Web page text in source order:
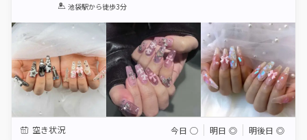
1 2 3 4 5
池袋駅から徒歩3分
空き状況 今日 ◯ 明日 ◎ 明後日 ◎